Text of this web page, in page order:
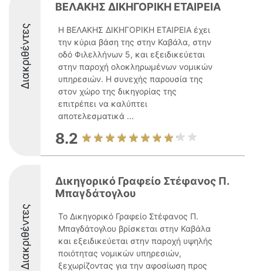
Διακριθέντες
ΒΕΛΑΚΗΣ ΔΙΚΗΓΟΡΙΚΗ ΕΤΑΙΡΕΙΑ
Η ΒΕΛΑΚΗΣ ΔΙΚΗΓΟΡΙΚΗ ΕΤΑΙΡΕΙΑ έχει
την κύρια βάση της στην Καβάλα, στην
οδό Φιλελλήνων 5, και εξειδικεύεται
στην παροχή ολοκληρωμένων νομικών
υπηρεσιών. Η συνεχής παρουσία της
στον χώρο της δικηγορίας της
επιτρέπει να καλύπτει
αποτελεσματικά ...
8.2
Διακριθέντες
Δικηγορικό Γραφείο Στέφανος Π.
Μπαγδάτογλου
Το Δικηγορικό Γραφείο Στέφανος Π.
Μπαγδάτογλου βρίσκεται στην Καβάλα
και εξειδικεύεται στην παροχή υψηλής
ποιότητας νομικών υπηρεσιών,
ξεχωρίζοντας για την αφοσίωση προς